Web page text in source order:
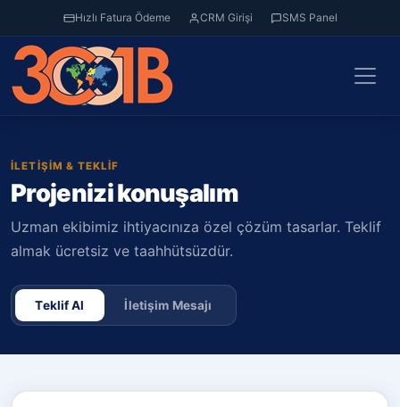
Hızlı Fatura Ödeme CRM Girişi SMS Panel
İLETIŞIM & TEKLIF
Projenizi konuşalım
Uzman ekibimiz ihtiyacınıza özel çözüm tasarlar. Teklif
almak ücretsiz ve taahhütsüzdür.
Teklif Al İletişim Mesajı